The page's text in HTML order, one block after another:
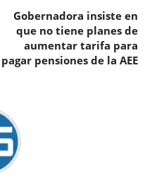
Gobernadora insiste en
que no tiene planes de
aumentar tarifa para
pagar pensiones de la AEE